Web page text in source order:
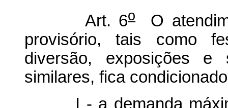
Art. 6oO
provisório, tais como
diversão, exposições
similares, fica
I - a demanda